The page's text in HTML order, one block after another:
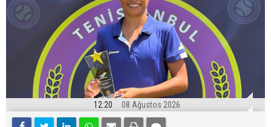
12:20 08 Ağustos 2026